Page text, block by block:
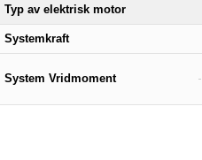
Typ av elektrisk motor
Systemkraft
System Vridmoment